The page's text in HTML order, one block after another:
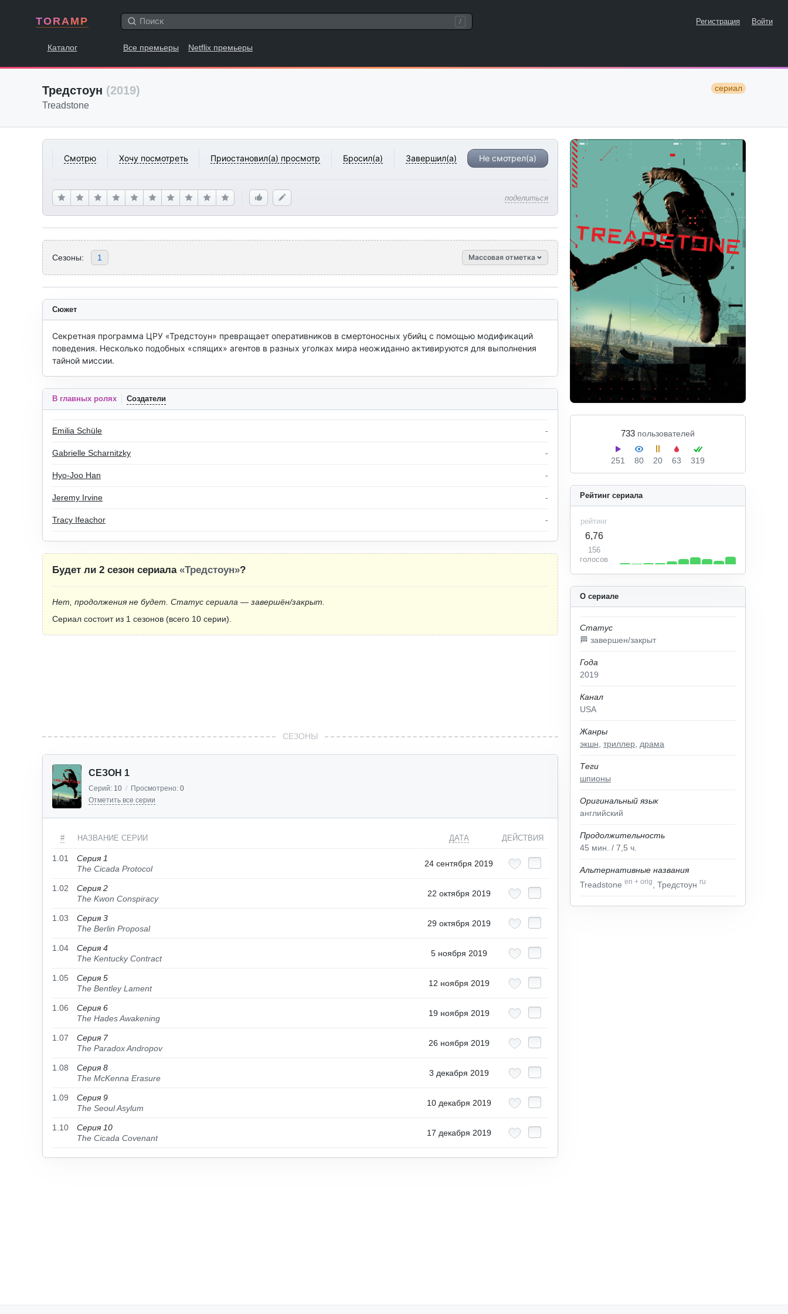
TORAMP / Регистрация Войти
Каталог Все премьеры Netflix премьеры
Тредстоун (2019) сериал
Treadstone
Смотрю Хочу посмотреть Приостановил(а) просмотр Бросил(а) Завершил(а) Не смотрел(а)
поделиться
733 пользователей
251 80 20 63 319
Сезоны: 1 Массовая отметка
О сериале
Статус
🏁 завершен/закрыт
Года
2019
Канал
USA
Жанры
экшн триллер драма
Теги
шпионы
Оригинальный язык
английский
Продолжительность
45 мин. / 7,5 ч.
Альтернативные названия
Treadstone en + orig , Тредстоун ru
Рейтинг сериала
рейтинг
6,76
156
голосов
Сюжет
Секретная программа ЦРУ «Тредстоун» превращает оперативников в смертоносных убийц с помощью модификаций
поведения. Несколько подобных «спящих» агентов в разных уголках мира неожиданно активируются для выполнения
тайной миссии.
В главных ролях Создатели
Emilia Schüle -
Gabrielle Scharnitzky -
Hyo-Joo Han -
Jeremy Irvine -
Tracy Ifeachor -
Будет ли 2 сезон сериала «Тредстоун»?
Нет, продолжения не будет. Статус сериала — завершён/закрыт.
Сериал состоит из 1 сезонов (всего 10 серии).
СЕЗОНЫ
СЕЗОН 1
Серий: 10 / Просмотрено: 0
Отметить все серии
# НАЗВАНИЕ СЕРИИ ДАТА ДЕЙСТВИЯ
1.01
Серия 1
The Cicada Protocol
24 сентября 2019
1.02
Серия 2
The Kwon Conspiracy
22 октября 2019
1.03
Серия 3
The Berlin Proposal
29 октября 2019
1.04
Серия 4
The Kentucky Contract
5 ноября 2019
1.05
Серия 5
The Bentley Lament
12 ноября 2019
1.06
Серия 6
The Hades Awakening
19 ноября 2019
1.07
Серия 7
The Paradox Andropov
26 ноября 2019
1.08
Серия 8
The McKenna Erasure
3 декабря 2019
1.09
Серия 9
The Seoul Asylum
10 декабря 2019
1.10
Серия 10
The Cicada Covenant
17 декабря 2019